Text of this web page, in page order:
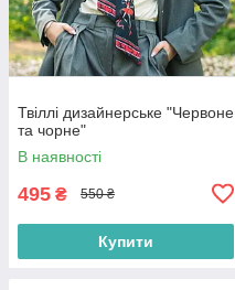
Твіллі дизайнерське "Червоне
та чорне"
В наявності
495 ₴ 550 ₴
Купити